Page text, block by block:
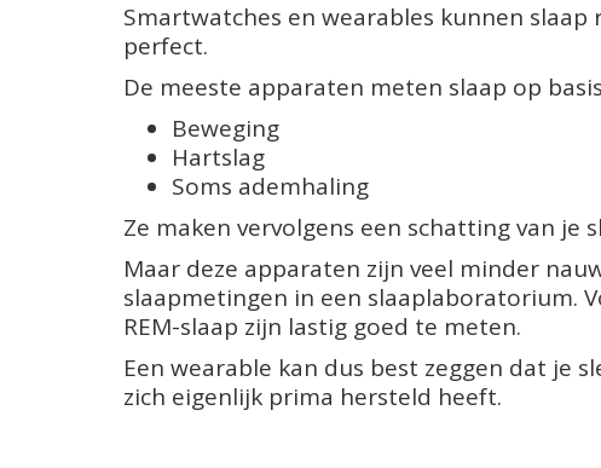
Smartwatches en wearables kunnen
perfect.
De meeste apparaten meten slaap op
Beweging
Hartslag
Soms ademhaling
Ze maken vervolgens een schatting van je
Maar deze apparaten zijn veel minder
slaapmetingen in een slaaplaboratorium.
REM-slaap zijn lastig goed te meten.
Een wearable kan dus best zeggen dat je
zich eigenlijk prima hersteld heeft.